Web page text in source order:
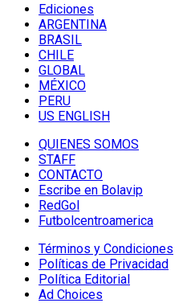
Ediciones
ARGENTINA
BRASIL
CHILE
GLOBAL
MÉXICO
PERU
US ENGLISH
QUIENES SOMOS
STAFF
CONTACTO
Escribe en Bolavip
RedGol
Futbolcentroamerica
Términos y Condiciones
Políticas de Privacidad
Política Editorial
Ad Choices